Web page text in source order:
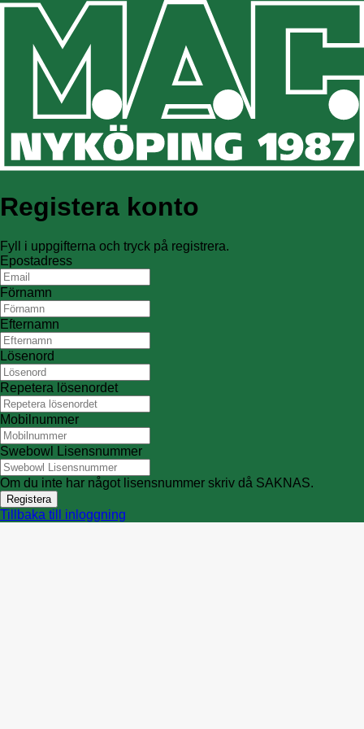
Registera konto
Fyll i uppgifterna och tryck på registrera.
Epostadress
Förnamn
Efternamn
Lösenord
Repetera lösenordet
Mobilnummer
Swebowl Lisensnummer
Om du inte har något lisensnummer skriv då SAKNAS.
Registera
Tillbaka till inloggning